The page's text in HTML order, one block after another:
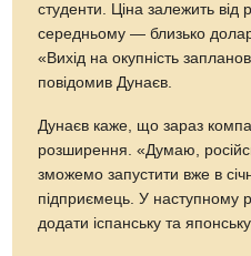
студенти. Ціна залежить від
середньому — близько
«Вихід на окупність
повідомив Дунаєв.
Дунаєв каже, що зараз
розширення. «Думаю,
зможемо запустити вже в
підприємець. У наступному
додати іспанську та